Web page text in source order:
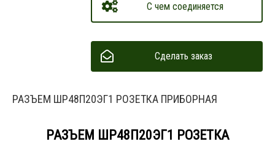
С чем соединяется
Сделать заказ
РАЗЪЕМ ШР48П20ЭГ1 РОЗЕТКА ПРИБОРНАЯ
РАЗЪЕМ ШР48П20ЭГ1 РОЗЕТКА